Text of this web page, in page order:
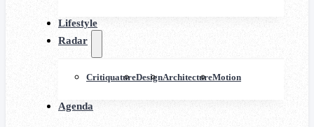
Lifestyle
Radar
CritiquatureDesignArchitectureMotion
Agenda